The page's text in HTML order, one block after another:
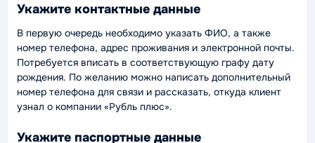
Укажите контактные данные
В первую очередь необходимо указать ФИО, а также
номер телефона, адрес проживания и электронной почты.
Потребуется вписать в соответствующую графу дату
рождения. По желанию можно написать дополнительный
номер телефона для связи и рассказать, откуда клиент
узнал о компании «Рубль плюс».
Укажите паспортные данные